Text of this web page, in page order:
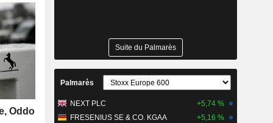
Oddo
Suite du Palmarès
Palmarès
NEXT PLC
+5,74 %
FRESENIUS SE & CO. KGAA
+5,16 %